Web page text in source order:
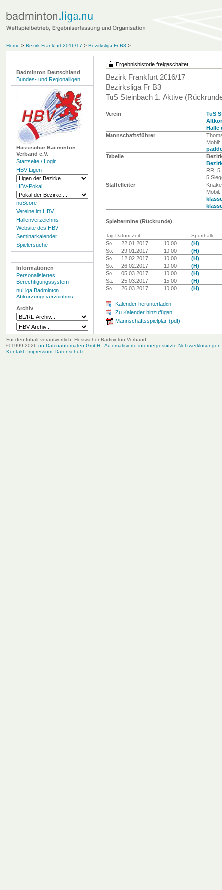
Home > Bezirk Frankfurt 2016/17 > Bezirksliga Fr B3 >
Badminton Deutschland
Bundes- und Regionalligen
Hessischer Badminton-
Verband e.V.
Startseite / Login
HBV-Ligen
HBV-Pokal
nuScore
Vereine im HBV
Hallenverzeichnis
Website des HBV
Seminarkalender
Spielersuche
Informationen
Personalisiertes
Berechtigungssystem
nuLiga Badminton
Abkürzungsverzeichnis
Archiv
Ergebnishistorie freigeschaltet
Bezirk Frankfurt 2016/17
Bezirksliga Fr B3
TuS Steinbach 1. Aktive
Verein
TuS
Halle
Mannschaftsführer
Mobil:
Tabelle
RR:
5
Staffelleiter
Mobil:
Spieltermine (Rückrunde)
Tag Datum Zeit Sporthalle
So. 22.01.2017 10:00
(H)
So.
29.01.2017 10:00
(H)
So.
12.02.2017 10:00
(H)
So.
26.02.2017 10:00
(H)
So.
05.03.2017 10:00
(H)
Sa.
25.03.2017 15:00
(H)
So.
26.03.2017 10:00 (H)
Kalender herunterladen
Zu Kalender hinzufügen
Mannschaftsspielplan (pdf)
Für den Inhalt verantwortlich: Hessischer Badminton-Verband
© 1999-2026 nu Datenautomaten GmbH - Automatisierte internetgestützte Netzwerklösungen
Kontakt, Impressum, Datenschutz